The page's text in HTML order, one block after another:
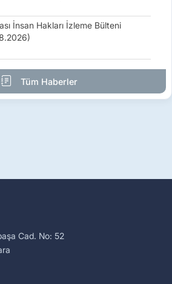
İnsan Hakları İzleme Bülteni
Tüm Haberler
Cad. No: 52